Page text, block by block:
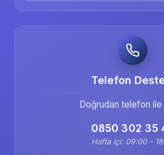
Telefon
Doğrudan telefon ile
0850 302 35
Hafta içi: 09:00 -